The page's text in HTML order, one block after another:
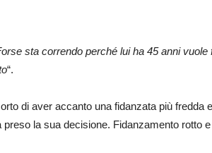
sta correndo perché lui ha 45 anni
“.
di aver accanto una fidanzata più fredda
preso la sua decisione. Fidanzamento rotto